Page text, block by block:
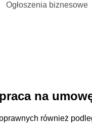
Ogłoszenia biznesowe
na
również